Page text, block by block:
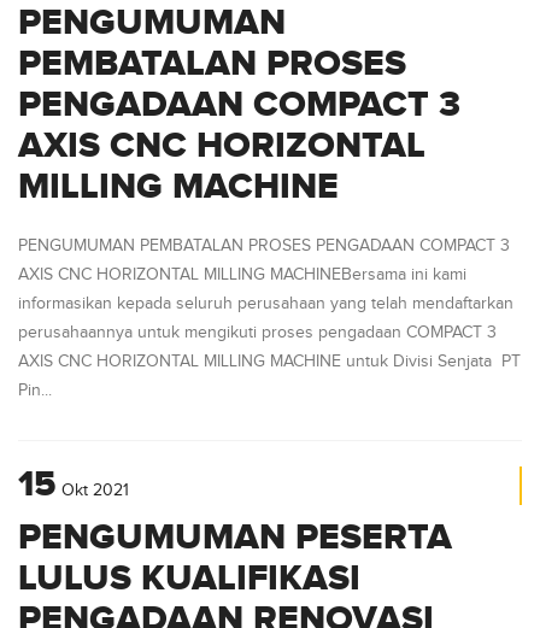
PENGUMUMAN
PEMBATALAN PROSES
PENGADAAN COMPACT 3
AXIS CNC HORIZONTAL
MILLING MACHINE
PENGUMUMAN PEMBATALAN PROSES PENGADAAN COMPACT 3
AXIS CNC HORIZONTAL MILLING MACHINEBersama ini kami
informasikan kepada seluruh perusahaan yang telah mendaftarkan
perusahaannya untuk mengikuti proses pengadaan COMPACT 3
AXIS CNC HORIZONTAL MILLING MACHINE untuk Divisi Senjata PT
Pin...
15 Okt 2021
PENGUMUMAN PESERTA
LULUS KUALIFIKASI